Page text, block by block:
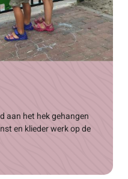
aan het hek gehangen
en klieder werk op de